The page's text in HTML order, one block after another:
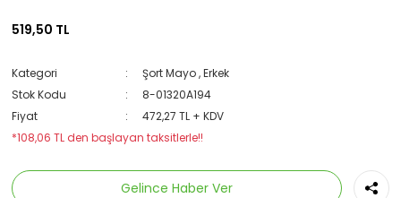
519,50 TL
Kategori Şort Mayo ,Erkek
Stok Kodu
8-01320A194
Fiyat
472,27 TL + KDV
*108,06 TL den başlayan taksitlerle!!
Gelince Haber Ver